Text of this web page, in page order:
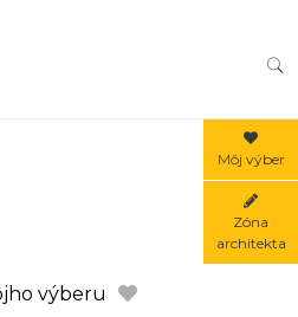
Môj výber
Zóna
architekta
výberu